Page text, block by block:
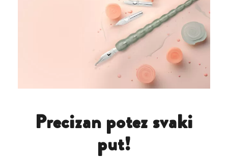
Precizan potez svaki
put!